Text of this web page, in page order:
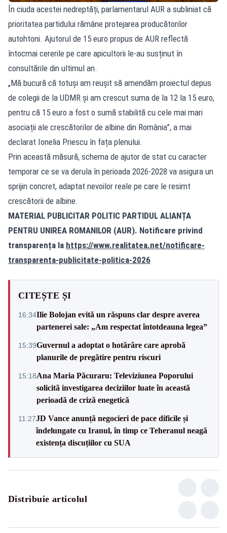
În ciuda acestei nedreptăți, parlamentarul AUR a subliniat că
prioritatea partidului rămâne protejarea producătorilor
autohtoni. Ajutorul de 15 euro propus de AUR reflectă
întocmai cererile pe care apicultorii le-au susținut în
consultările din ultimul an.
„Mă bucură că totuși am reușit să amendăm proiectul depus
de colegii de la UDMR și am crescut suma de la 12 la 15 euro,
pentru că 15 euro a fost o sumă stabilită cu cele mai mari
asociații ale crescătorilor de albine din România”, a mai
declarat Ionelia Priescu în fața plenului.
Prin această măsură, schema de ajutor de stat cu caracter
temporar ce se va derula în perioada 2026-2028 va asigura un
sprijin concret, adaptat nevoilor reale pe care le resimt
crescătorii de albine.
MATERIAL PUBLICITAR POLITIC PARTIDUL ALIANȚA
PENTRU UNIREA ROMANILOR (AUR). Notificare privind
transparența la https://www.realitatea.net/notificare-
transparenta-publicitate-politica-2026
CITEȘTE ȘI
16:34Ilie Bolojan evită un răspuns clar despre averea
partenerei sale: „Am respectat întotdeauna legea”
15:39Guvernul a adoptat o hotărâre care aprobă
planurile de pregătire pentru riscuri
15:18Ana Maria Păcuraru: Televiziunea Poporului
solicită investigarea deciziilor luate în această
perioadă de criză enegetică
11:27JD Vance anunță negocieri de pace dificile și
îndelungate cu Iranul, în timp ce Teheranul neagă
existența discuțiilor cu SUA
Distribuie articolul